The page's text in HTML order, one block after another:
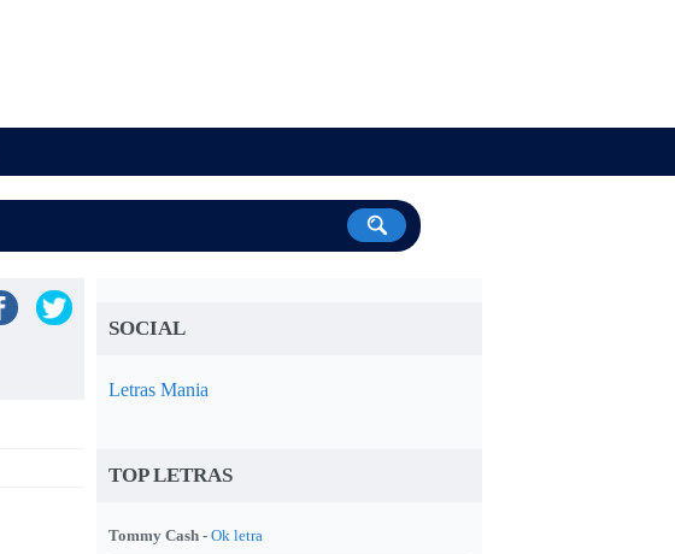
SOCIAL
Letras Mania
TOP LETRAS
Tommy Cash - Ok letra